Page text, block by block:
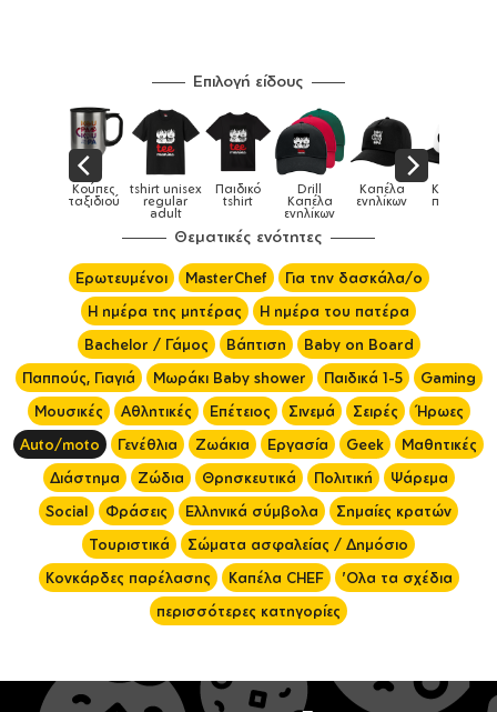
Επιλογή είδους
Drill
Καπέλα
Καπέλα
ενηλίκων
Καπέλα
παιδικά Κούπες Κούπες
ειδικές
Θεματικές ενότητες
Ερωτευμένοι MasterChef
Για την δασκάλα/ο
Η ημέρα της μητέρας
Η ημέρα του πατέρα
Bachelor / Γάμος
Βάπτιση
Baby on Board
Παππούς, Γιαγιά
Μωράκι Baby shower Παιδικά 1-5
Gaming
Μουσικές
Αθλητικές Επέτειος Σινεμά Σειρές
Ήρωες
Auto/moto
Γενέθλια Ζωάκια Εργασία Geek
Μαθητικές
Διάστημα
Ζώδια Θρησκευτικά Πολιτική
Ψάρεμα
Social
Φράσεις Ελληνικά σύμβολα
Σημαίες κρατών
Τουριστικά
Σώματα ασφαλείας / Δημόσιο
Κονκάρδες παρέλασης
Καπέλα CHEF
'Ολα τα σχέδια
περισσότερες κατηγορίες